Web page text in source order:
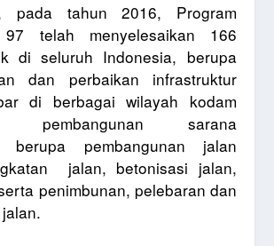
pada tahun 2016, Program
telah menyelesaikan 166
di seluruh Indonesia, berupa
dan perbaikan infrastruktur
di berbagai wilayah kodam
pembangunan sarana
berupa pembangunan jalan
jalan, betonisasi jalan,
penimbunan, pelebaran dan